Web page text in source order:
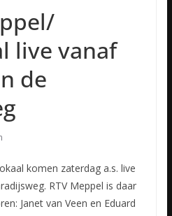
live vanaf
de
komen zaterdag a.s. live
RTV Meppel is daar
Janet van Veen en Eduard